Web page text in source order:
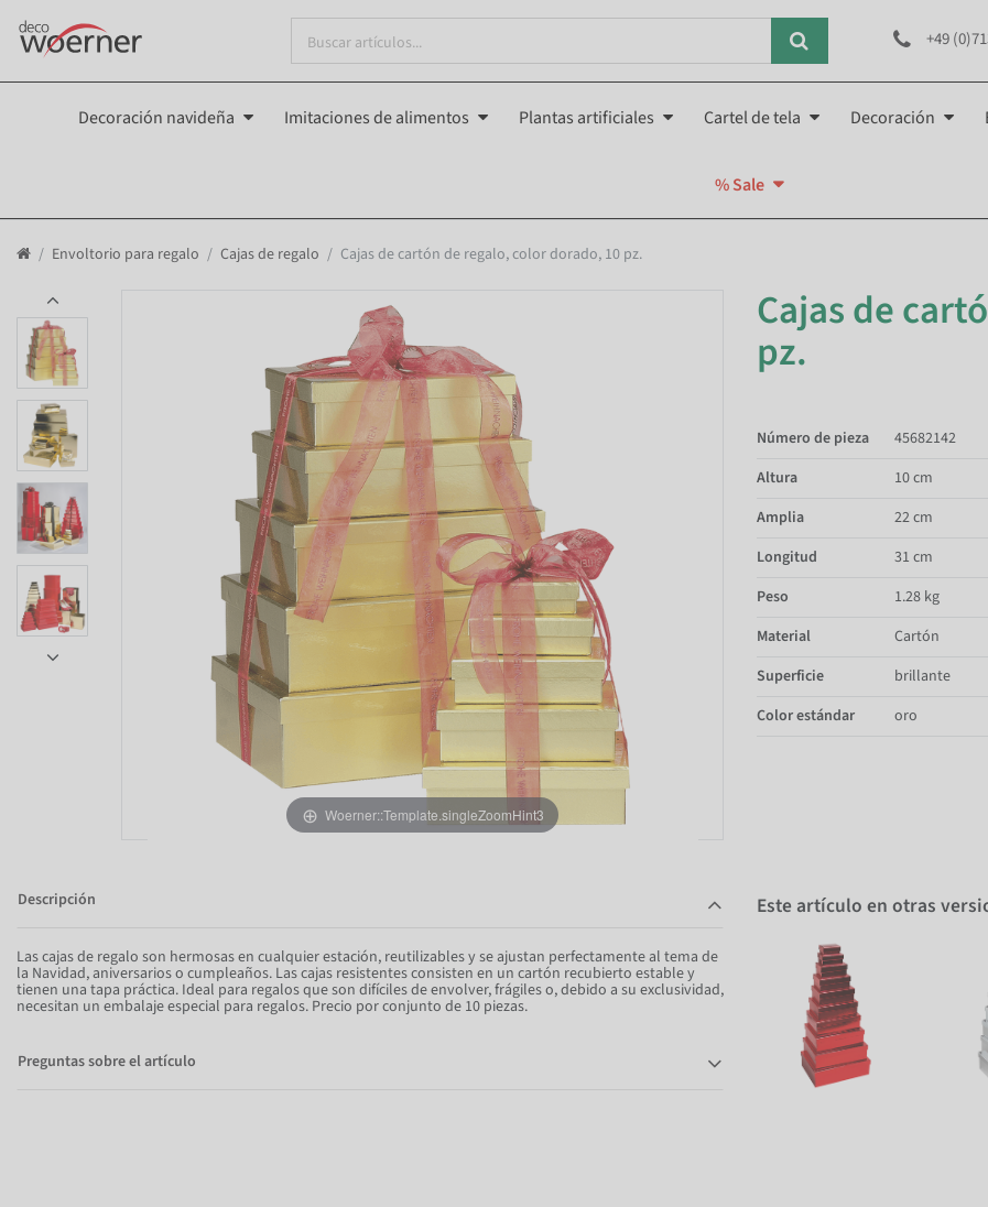
+49
Decoración navideña Imitaciones de alimentos Plantas artificiales Cartel de tela Decoración
% Sale
Envoltorio para regalo Cajas de regalo Cajas de cartón de regalo, color dorado, 10 pz.
Woerner::Template.singleZoomHint3
Cajas de
pz.
Número de pieza
45682142
Altura
10 cm
Amplia
22 cm
Longitud
31 cm
Peso
1.28 kg
Material
Cartón
Superficie
brillante
Color estándar
oro
Descripción
Las cajas de regalo son hermosas en cualquier estación, reutilizables y se ajustan perfectamente al tema de
la Navidad, aniversarios o cumpleaños. Las cajas resistentes consisten en un cartón recubierto estable y
tienen una tapa práctica. Ideal para regalos que son difíciles de envolver, frágiles o, debido a su exclusividad,
necesitan un embalaje especial para regalos. Precio por conjunto de 10 piezas.
Preguntas sobre el artículo
Este artículo en otras